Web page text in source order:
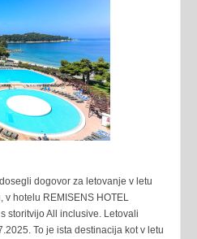
dogovor za letovanje v letu
hotelu REMISENS HOTEL
storitvijo All inclusive. Letovali
To je ista destinacija kot v letu